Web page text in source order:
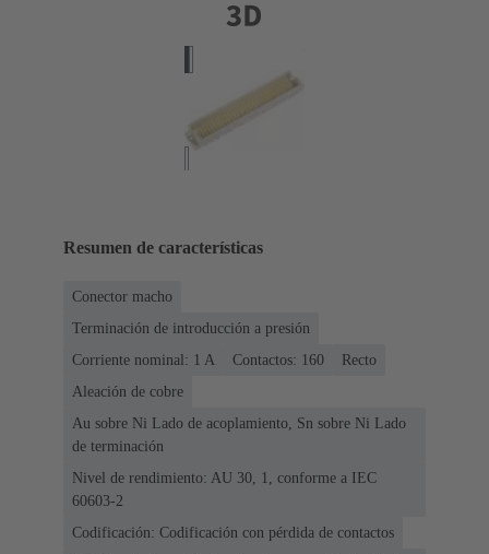
Resumen de características
Conector macho
Terminación de introducción a presión
Corriente nominal: ‌1 A
Contactos: 160
Recto
Aleación de cobre
Au sobre Ni Lado de acoplamiento, Sn sobre Ni Lado
de terminación
Nivel de rendimiento: AU 30, 1, conforme a IEC
60603-2
Codificación: Codificación con pérdida de contactos